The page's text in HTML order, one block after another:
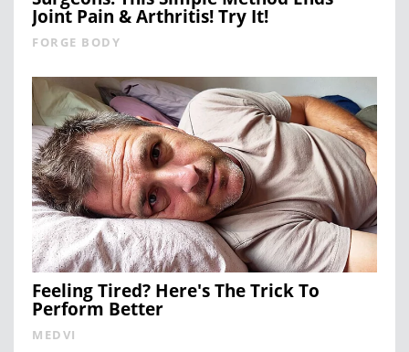
Joint Pain & Arthritis! Try It!
FORGE BODY
Feeling Tired? Here's The Trick To
Perform Better
MEDVI